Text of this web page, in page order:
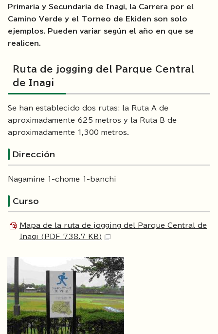
Primaria y Secundaria de Inagi, la Carrera por el
Camino Verde y el Torneo de Ekiden son solo
ejemplos. Pueden variar según el año en que se
realicen.
Ruta de jogging del Parque Central
de Inagi
Se han establecido dos rutas: la Ruta A de
aproximadamente 625 metros y la Ruta B de
aproximadamente 1,300 metros.
Dirección
Nagamine 1-chome 1-banchi
Curso
Mapa de la ruta de jogging del Parque Central de
Inagi (PDF 738.7 KB)